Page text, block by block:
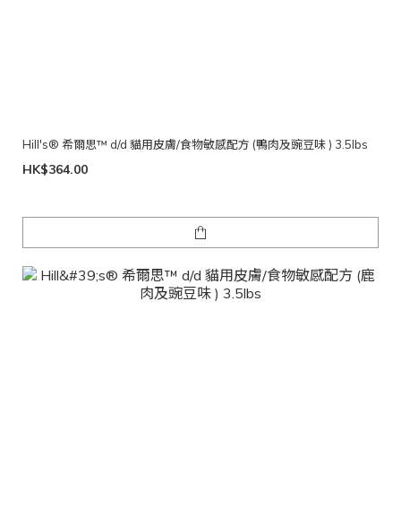
Hill's® 希爾思™ d/d 貓用皮膚/食物敏感配方 (鴨肉及豌豆味 ) 3.5lbs
HK$364.00